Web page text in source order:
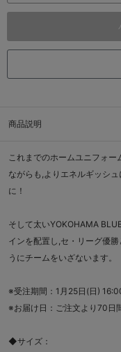
商品説明
これまでのホームユニフォー
ながらも,よりエネルギッシ
に！
そして太いYOKOHAMA
インを配置し,セ・リーグ優
うにチームをいざないます。
※受注期間：1月25日(日)
※お届け日：ご注文より70日
◆サイズ：